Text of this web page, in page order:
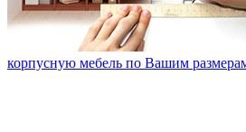
корпусную мебель по Вашим